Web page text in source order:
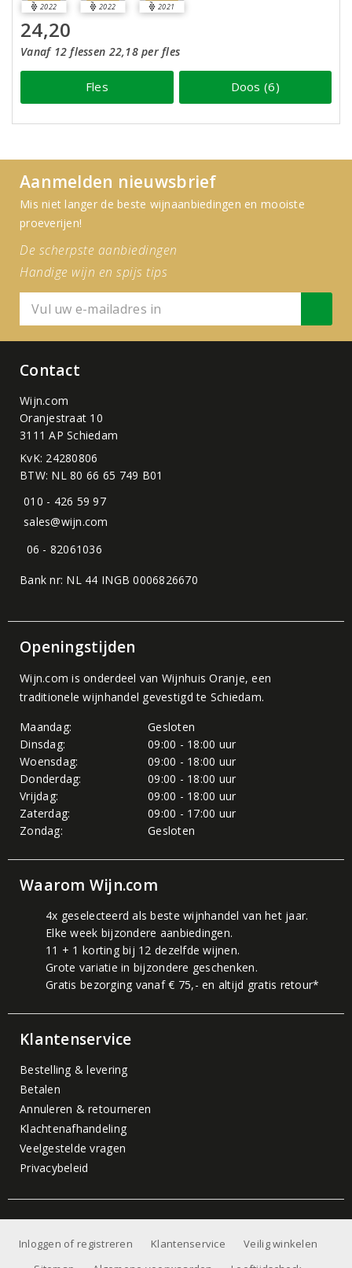
2022 2022 2021
24,20
Vanaf 12 flessen 22,18 per fles
Fles Doos (6)
Aanmelden nieuwsbrief
Mis niet langer de beste wijnaanbiedingen en mooiste
proeverijen!
De scherpste aanbiedingen
Handige wijn en spijs tips
Contact
Wijn.com
Oranjestraat 10
3111 AP Schiedam
KvK: 24280806
BTW: NL 80 66 65 749 B01
010 - 426 59 97
sales@wijn.com
06 - 82061036
Bank nr: NL 44 INGB 0006826670
Openingstijden
Wijn.com is onderdeel van Wijnhuis Oranje, een
traditionele wijnhandel gevestigd te Schiedam.
Maandag:
Gesloten
Dinsdag:
09:00 - 18:00 uur
Woensdag:
09:00 - 18:00 uur
Donderdag:
09:00 - 18:00 uur
Vrijdag:
09:00 - 18:00 uur
Zaterdag:
09:00 - 17:00 uur
Zondag:
Gesloten
Waarom Wijn.com
4x geselecteerd als beste wijnhandel van het jaar.
Elke week bijzondere aanbiedingen.
11 + 1 korting bij 12 dezelfde wijnen.
Grote variatie in bijzondere geschenken.
Gratis bezorging vanaf € 75,- en altijd gratis retour*
Klantenservice
Bestelling & levering
Betalen
Annuleren & retourneren
Klachtenafhandeling
Veelgestelde vragen
Privacybeleid
Inloggen of registreren Klantenservice
Veilig winkelen